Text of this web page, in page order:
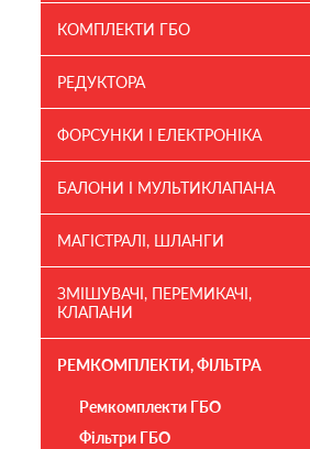
КОМПЛЕКТИ ГБО
РЕДУКТОРА
ФОРСУНКИ І ЕЛЕКТРОНІКА
БАЛОНИ І МУЛЬТИКЛАПАНА
МАГІСТРАЛІ, ШЛАНГИ
ЗМІШУВАЧІ, ПЕРЕМИКАЧІ,
КЛАПАНИ
РЕМКОМПЛЕКТИ, ФІЛЬТРА
Ремкомплекти ГБО
Фільтри ГБО